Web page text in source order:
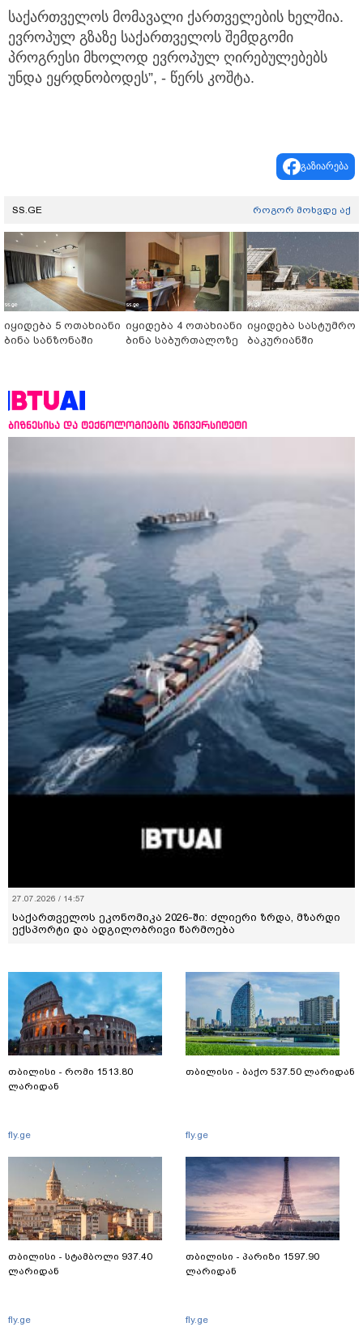
საქართველოს მომავალი ქართველების ხელშია.
ევროპულ გზაზე საქართველოს შემდგომი
პროგრესი მხოლოდ ევროპულ ღირებულებებს
უნდა ეყრდნობოდეს”, - წერს კოშტა.
გაზიარება
SS.GE როგორ მოხვდე აქ
იყიდება 5 ოთახიანი
ბინა სანზონაში
იყიდება 4 ოთახიანი
ბინა საბურთალოზე
იყიდება სასტუმრო
ბაკურიანში
ბიზნესისა და ტექნოლოგიების უნივერსიტეტი
27.07.2026 / 14:57
საქართველოს ეკონომიკა 2026-ში: ძლიერი ზრდა, მზარდი
ექსპორტი და ადგილობრივი წარმოება
თბილისი - რომი 1513.80
ლარიდან
fly.ge
თბილისი - სტამბოლი 937.40
ლარიდან
fly.ge
თბილისი - ბაქო 537.50 ლარიდან
fly.ge
თბილისი - პარიზი 1597.90
ლარიდან
fly.ge